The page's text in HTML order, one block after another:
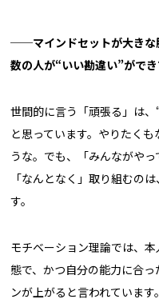
──マインドセットが大きな
数の人が“いい勘違い”がで
世間的に言う「頑張る」は
と思っています。やりたく
うな。でも、「みんながや
「なんとなく」取り組むの
す。
モチベーション理論では、
態で、かつ自分の能力に合
ンが上がると言われています。